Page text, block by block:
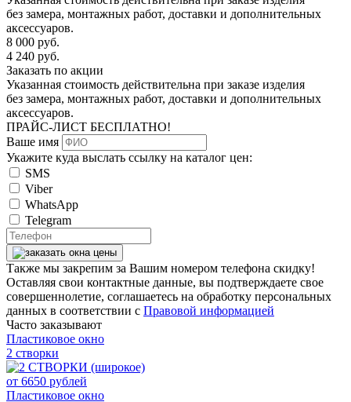
без замера, монтажных работ, доставки и дополнительных
аксессуаров.
8 000 руб.
4 240 руб.
Заказать по акции
Указанная стоимость действительна при заказе изделия
без замера, монтажных работ, доставки и дополнительных
аксессуаров.
ПРАЙС-ЛИСТ БЕСПЛАТНО!
Ваше имя
Укажите куда выслать ссылку на каталог цен:
SMS
Viber
WhatsApp
Telegram
Также мы закрепим за Вашим номером телефона скидку!
Оставляя свои контактные данные, вы подтверждаете свое
совершеннолетие, соглашаетесь на обработку персональных
данных в соответствии с Правовой информацией
Часто заказывают
Пластиковое окно
2 створки
от 6650 рублей
Пластиковое окно